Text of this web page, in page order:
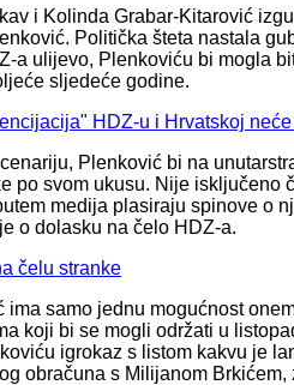
i Kolinda Grabar-Kitarović
Politička šteta nastala
a ulijevo, Plenkoviću bi mogla
sljedeće godine.
HDZ-u i Hrvatskoj
Plenković bi na
po svom ukusu. Nije isključeno
medija plasiraju spinove o
o dolasku na čelo HDZ-a.
čelu stranke
samo jednu mogućnost
koji bi se mogli održati u
igrokaz s listom kakvu je
obračuna s Milijanom